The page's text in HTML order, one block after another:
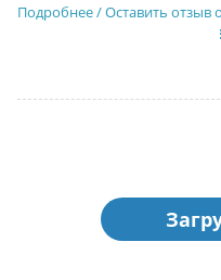
Подробнее / Оставить отзыв